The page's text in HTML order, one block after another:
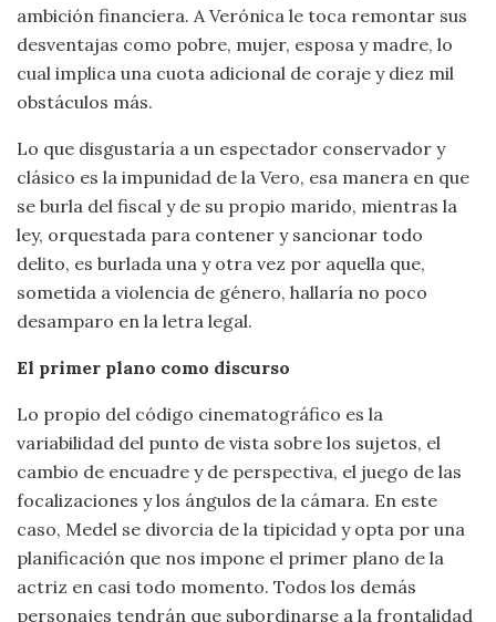
ambición financiera. A Verónica le toca remontar sus
desventajas como pobre, mujer, esposa y madre, lo
cual implica una cuota adicional de coraje y diez mil
obstáculos más.
Lo que disgustaría a un espectador conservador y
clásico es la impunidad de la Vero, esa manera en que
se burla del fiscal y de su propio marido, mientras la
ley, orquestada para contener y sancionar todo
delito, es burlada una y otra vez por aquella que,
sometida a violencia de género, hallaría no poco
desamparo en la letra legal.
El primer plano como discurso
Lo propio del código cinematográfico es la
variabilidad del punto de vista sobre los sujetos, el
cambio de encuadre y de perspectiva, el juego de las
focalizaciones y los ángulos de la cámara. En este
caso, Medel se divorcia de la tipicidad y opta por una
planificación que nos impone el primer plano de la
actriz en casi todo momento. Todos los demás
personajes tendrán que subordinarse a la frontalidad